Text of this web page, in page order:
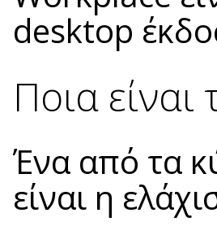
desktop
Ποια
Ένα από τα
είναι η